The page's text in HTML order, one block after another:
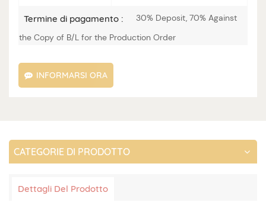
Termine di pagamento :
30% Deposit, 70% Against
the Copy of B/L for the Production Order
INFORMARSI ORA
CATEGORIE DI PRODOTTO
Dettagli Del Prodotto